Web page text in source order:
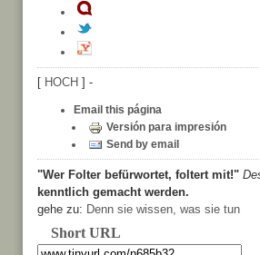
[ HOCH ] -
Email this página
Versión para impresión
Send by email
"Wer Folter befürwortet, foltert mit!"
kenntlich gemacht werden.
gehe zu: Denn sie wissen, was sie tun
Short URL